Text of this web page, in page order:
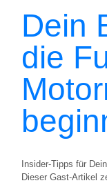
Dein
die
Insider-Tipps für
Dieser Gast-Artikel